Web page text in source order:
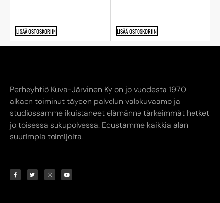
LISÄÄ OSTOSKORIIN LISÄÄ OSTOSKORIIN
Perheyhtiö Kuva-Järvinen Ky on jo vuodesta 1970
alkaen toiminut täyden palvelun valokuvaamo ja
studiossamme ikuistaneet elämänne tärkeimmät hetket
jo toisessa sukupolvessa. Edustamme kaikkia alan
suurimpia toimijoita.